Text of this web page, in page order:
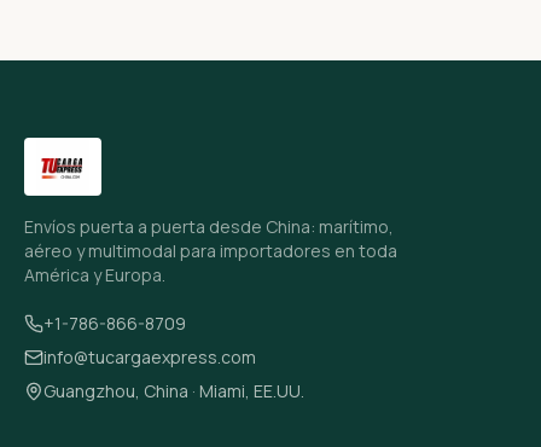
Envíos puerta a puerta desde China: marítimo,
aéreo y multimodal para importadores en toda
América y Europa.
+1-786-866-8709
info@tucargaexpress.com
Guangzhou, China · Miami, EE.UU.